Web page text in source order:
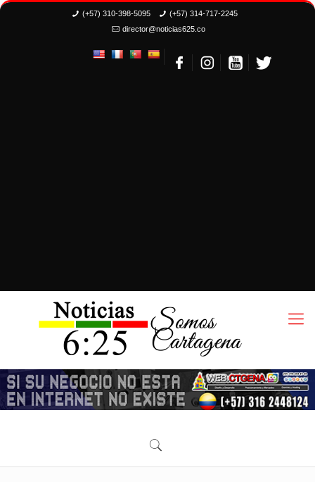
(+57) 310-398-5095
(+57) 314-717-2245
director@noticias625.co